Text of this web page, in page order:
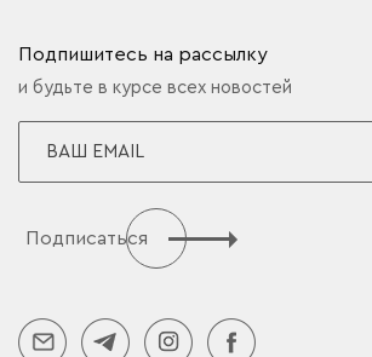
Подпишитесь на рассылку
и будьте в курсе всех новостей
Подписаться